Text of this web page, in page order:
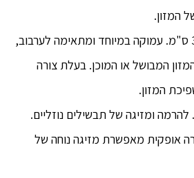
המזון.
– 35.5 ס"מ. עמוקה במיוחד ומתאימה לערבוב,
המבושל או המוכן. בעלת צורה
המזון.
להרמה ומזיגה של תבשילים נוזליים.
אופקית מאפשרת מזיגה נוחה של